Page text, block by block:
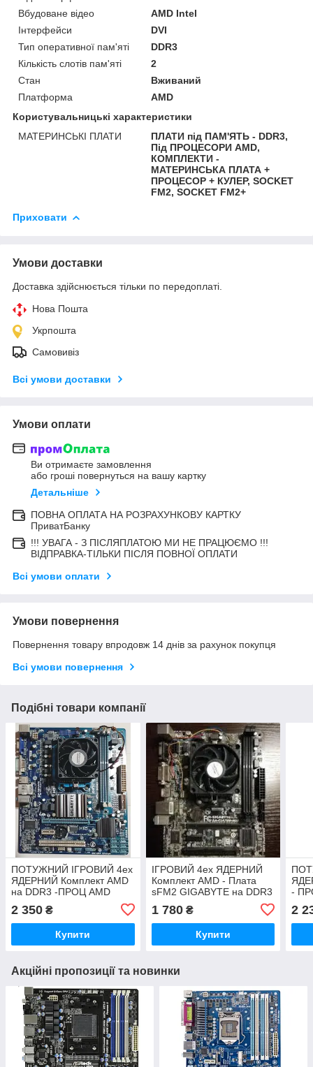
Вбудоване відео
AMD Intel
Інтерфейси
DVI
Тип оперативної пам'яті
DDR3
Кількість слотів пам'яті
2
Стан
Вживаний
Платформа
AMD
Користувальницькі характеристики
МАТЕРИНСЬКІ ПЛАТИ
ПЛАТИ під ПАМ'ЯТЬ - DDR3,
Під ПРОЦЕСОРИ AMD,
КОМПЛЕКТИ -
МАТЕРИНСЬКА ПЛАТА +
ПРОЦЕСОР + КУЛЕР, SOCKET
FM2, SOCKET FM2+
Приховати
Умови доставки
Доставка здійснюється тільки по передоплаті.
Нова Пошта
Укрпошта
Самовивіз
Всі умови доставки
Умови оплати
Ви отримаєте замовлення
або гроші повернуться на вашу картку
Детальніше
ПОВНА ОПЛАТА НА РОЗРАХУНКОВУ КАРТКУ
ПриватБанку
!!! УВАГА - З ПІСЛЯПЛАТОЮ МИ НЕ ПРАЦЮЄМО !!!
ВІДПРАВКА-ТІЛЬКИ ПІСЛЯ ПОВНОЇ ОПЛАТИ
Всі умови оплати
Умови повернення
Повернення товару впродовж 14 днів за рахунок покупця
Всі умови повернення
Подібні товари компанії
ПОТУЖНИЙ ІГРОВИЙ 4ех
ЯДЕРНИЙ Комплект AMD
на DDR3 -ПРОЦ AMD
sAM3+ FX-4100 ( 4 ЯДРА
по 3.6 Ghz)+ Плата
Gigabyte
2 350 ₴
Купити
ІГРОВИЙ 4ех ЯДЕРНИЙ
Комплект AMD - Плата
sFM2 GIGABYTE на DDR3
5500 K 4 ЯДРА по 3.2 GHZ
1 780₴
Купити
-
2
Акційні пропозиції та новинки